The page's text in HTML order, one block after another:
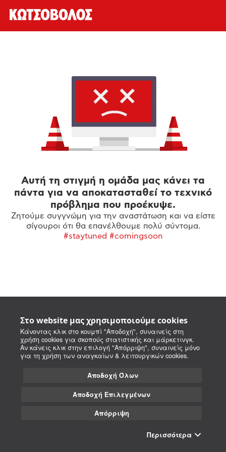
Στο website μας χρησιμοποιούμε cookies
Κάνοντας κλικ στο κουμπί "Αποδοχή", συναινείς στη
χρήση cookies για σκοπούς στατιστικής και μάρκετινγκ.
Αν κάνεις κλικ στην επιλογή "Απόρριψη", συναινείς μόνο
για τη χρήση των αναγκαίων & λειτουργικών cookies.
Αποδοχή Όλων
Αποδοχή Επιλεγμένων
Απόρριψη
Περισσότερα
Αυτή τη στιγμή η ομάδα μας κάνει τα
πάντα για να αποκατασταθεί το τεχνικό
πρόβλημα που προέκυψε.
Ζητούμε συγγνώμη για την αναστάτωση και να είστε
σίγουροι ότι θα επανέλθουμε πολύ σύντομα.
#staytuned #comingsoon